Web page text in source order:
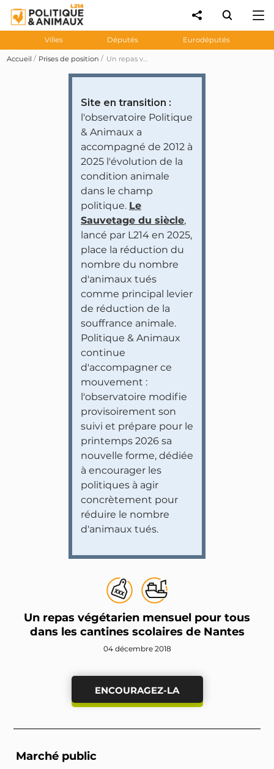
Villes Députés Eurodéputés
Accueil Prises de position Un repas végétarien mensuel pour tous dans les cantines scolaires de Nantes
Site en transition :
l'observatoire Politique
& Animaux a
accompagné de 2012 à
2025 l'évolution de la
condition animale
dans le champ
politique. Le
Sauvetage du siècle,
lancé par L214 en 2025,
place la réduction du
nombre du nombre
d'animaux tués
comme principal levier
de réduction de la
souffrance animale.
Politique & Animaux
continue
d'accompagner ce
mouvement :
l'observatoire modifie
provisoirement son
suivi et prépare pour le
printemps 2026 sa
nouvelle forme, dédiée
à encourager les
politiques à agir
concrètement pour
réduire le nombre
d'animaux tués.
Un repas végétarien mensuel pour tous
dans les cantines scolaires de Nantes
04 décembre 2018
ENCOURAGEZ-LA
Marché public